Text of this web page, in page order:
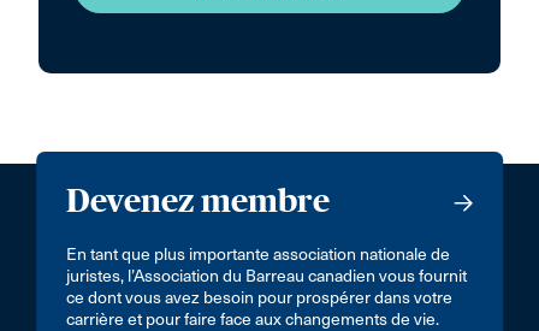
Devenez membre
En tant que plus importante association nationale de
juristes, l’Association du Barreau canadien vous fournit
ce dont vous avez besoin pour prospérer dans votre
carrière et pour faire face aux changements de vie.